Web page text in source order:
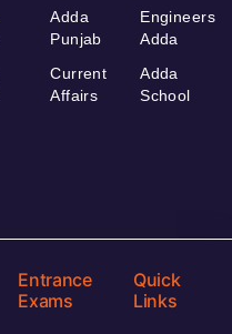
Adda
Punjab
Current
Affairs
Engineers
Adda
Adda
School
Entrance
Exams
Quick
Links